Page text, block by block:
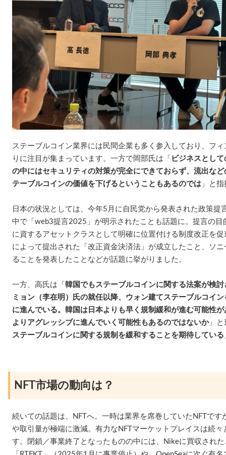
ステーブルコイン業界には民間企業も多く参入しており、フ
りに注目が集まっています。一方で岡部氏は「 ビジネスとし
の中にはセキュリティの対策が完全にできておらず、流出な
テーブルコインの価値を下げるということもあるのでは 」と
日本の状況としては、今年5月に自民党から発表された政策
中で「web3提言2025」が明示されたことも話題に。提言の
に資するアセットクラスとして明確に位置付ける制度改正を
によって提出された「改正資金決済法」が成立したこと、ソ
ることを発表したことなどが話題に挙がりました。
一方、高氏は「 韓国でもステーブルコインに関する法案が検
ミョン（李在明）氏の就任以降、ウォン建てステーブルコイ
に進んでいる。韓国は日本よりも早く規制緩和が進む可能性
よりアグレッシブに進んでいく可能性もあるのではないか」と
ステーブルコインに関する規制を緩和することを期待している
NFT市場の動向は？
続いての話題は、NFTへ。一時は業界を席巻していたNFTで
や取引量が極端に激減。有力なNFTマーケットプレイスは続
す。閉鎖／事業終了となったものの中には、Nikeに買収され